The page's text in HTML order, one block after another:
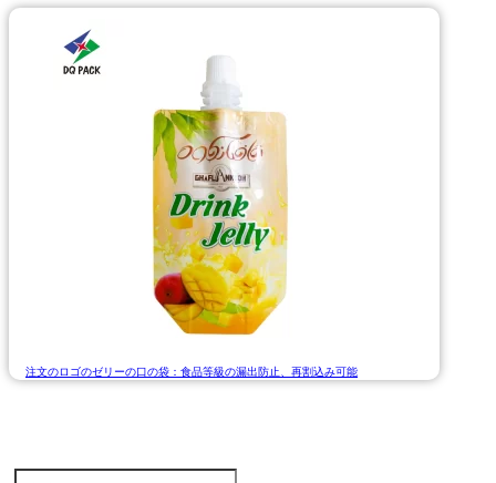
注文のロゴのゼリーの口の袋：食品等級の漏出防止、再割込み可能